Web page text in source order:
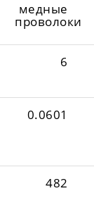
медные
проволоки
6
0.0601
482